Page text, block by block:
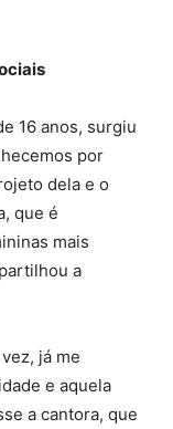
16 anos, surgiu
por
dela e o
que é
mais
a
já me
e aquela
a cantora, que